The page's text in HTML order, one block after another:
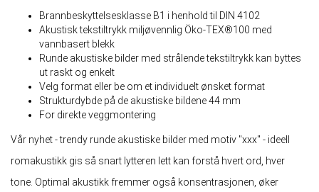
Brannbeskyttelsesklasse B1 i henhold til DIN 4102
Akustisk tekstiltrykk miljøvennlig Öko-TEX®100 med
vannbasert blekk
Runde akustiske bilder med strålende tekstiltrykk kan byttes
ut raskt og enkelt
Velg format eller be om et individuelt ønsket format
Strukturdybde på de akustiske bildene 44 mm
For direkte veggmontering
Vår nyhet - trendy runde akustiske bilder med motiv "xxx" - ideell
romakustikk gis så snart lytteren lett kan forstå hvert ord, hver
tone. Optimal akustikk fremmer også konsentrasjonen, øker